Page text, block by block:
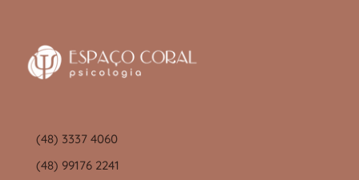
(48) 3337 4060
(48) 99176 2241